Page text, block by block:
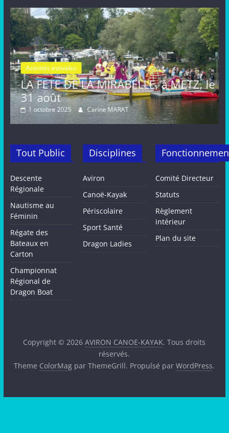
DE LA MIRABELLE, à METZ, le
Carine MARAT
Activités estivales
FETE de
août,
16 septembre
Tout Public
Descente
Régionale
Nautisme au
Féminin
Régate des
Bateaux en
Carton
Championnat
Régional de
Dragon Boat
Disciplines
Aviron
Canoë-Kayak
Périscolaire
Sport Santé
Dragon Ladies
Comité Directeur
Statuts
Règlement
intérieur
Plan du site
Copyright © 2026AVIRON CANOE-KAYAK. Tous droits
réservés.
Theme ColorMag par ThemeGrill. Propulsé parWordPress.